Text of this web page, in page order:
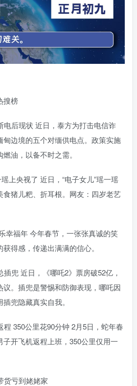
搜榜
电后现状 近日，泰方为打击电信诈
甸边境的五个对缅供电点。政策实施
油，以备不时之需。
上央视了 近日，“电子女儿”瑶一瑶
食猪儿粑、折耳根。网友：四岁老艺
幸福年 今年春节，一张张真诚的笑
得感，传递出满满的信心。
兜 近日，《哪吒2》票房破52亿，
议。插兜是警惕和防御表现，哪吒因
兜隐藏真实自我。
程 350公里花90分钟 2月5日，蛇年春
开飞机返程上班，350公里仅用一
货亏到姥姥家